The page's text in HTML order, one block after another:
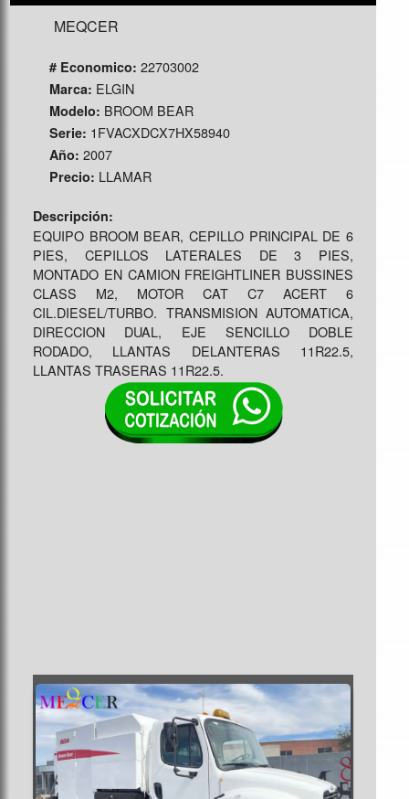
MEQCER
# Economico: 22703002
Marca: ELGIN
Modelo: BROOM BEAR
Serie: 1FVACXDCX7HX58940
Año: 2007
Precio: LLAMAR
Descripción:
EQUIPO BROOM BEAR, CEPILLO PRINCIPAL DE 6
PIES, CEPILLOS LATERALES DE 3 PIES,
MONTADO EN CAMION FREIGHTLINER BUSSINES
CLASS M2, MOTOR CAT C7 ACERT 6
CIL.DIESEL/TURBO. TRANSMISION AUTOMATICA,
DIRECCION DUAL, EJE SENCILLO DOBLE
RODADO, LLANTAS DELANTERAS 11R22.5,
LLANTAS TRASERAS 11R22.5.